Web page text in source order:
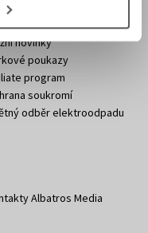
novinky
poukazy
program
soukromí
odběr elektroodpadu
Albatros Media